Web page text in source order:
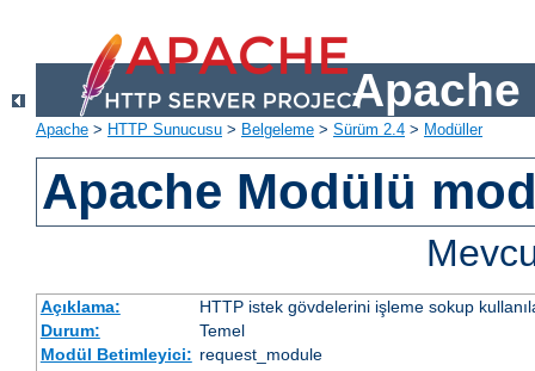
Apache
Apache > HTTP Sunucusu > Belgeleme > Sürüm 2.4 > Modüller
Apache Modülü
Açıklama:
HTTP istek gövdelerini işleme sokup
Durum:
Temel
Modül Betimleyici: request_module